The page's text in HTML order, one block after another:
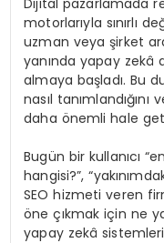
motorlarıyla sınırlı
uzman veya şirket
yanında yapay zekâ
almaya başladı. Bu
nasıl tanımlandığını
daha önemli hale
Bugün bir kullanıcı
hangisi?”,
SEO hizmeti veren
öne çıkmak için ne
yapay zekâ